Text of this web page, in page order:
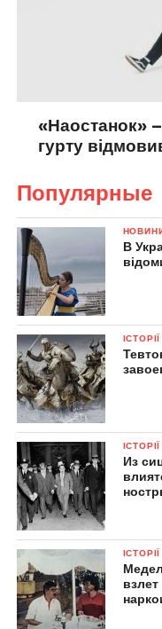
«Наостанок»
гурту
Популярные
В
ІСТОРІЇ
ІСТОРІЇ
Из
ІСТОРІЇ